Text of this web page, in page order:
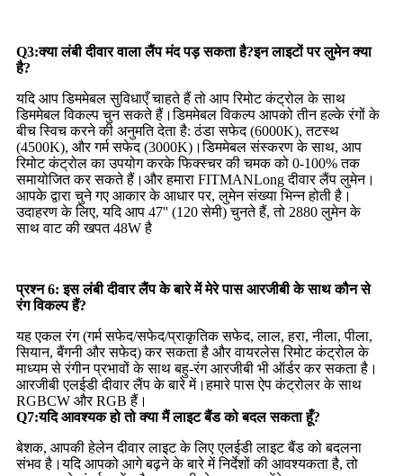
Q3:क्या लंबी दीवार वाला लैंप मंद पड़ सकता है?इन लाइटों पर लुमेन क्या
है?
यदि आप डिममेबल सुविधाएँ चाहते हैं तो आप रिमोट कंट्रोल के साथ
डिममेबल विकल्प चुन सकते हैं।डिममेबल विकल्प आपको तीन हल्के रंगों के
बीच स्विच करने की अनुमति देता है: ठंडा सफेद (6000K), तटस्थ
(4500K), और गर्म सफेद (3000K)।डिममेबल संस्करण के साथ, आप
रिमोट कंट्रोल का उपयोग करके फिक्स्चर की चमक को 0-100% तक
समायोजित कर सकते हैं।और हमारा FITMANLong दीवार लैंप लुमेन।
आपके द्वारा चुने गए आकार के आधार पर, लुमेन संख्या भिन्न होती है।
उदाहरण के लिए, यदि आप 47'' (120 सेमी) चुनते हैं, तो 2880 लुमेन के
साथ वाट की खपत 48W है
प्रश्न 6: इस लंबी दीवार लैंप के बारे में मेरे पास आरजीबी के साथ कौन से
रंग विकल्प हैं?
यह एकल रंग (गर्म सफेद/सफेद/प्राकृतिक सफेद, लाल, हरा, नीला, पीला,
सियान, बैंगनी और सफेद) कर सकता है और वायरलेस रिमोट कंट्रोल के
माध्यम से रंगीन प्रभावों के साथ बहु-रंग आरजीबी भी ऑर्डर कर सकता है।
आरजीबी एलईडी दीवार लैंप के बारे में।हमारे पास ऐप कंट्रोलर के साथ
RGBCW और RGB हैं।
Q7:यदि आवश्यक हो तो क्या मैं लाइट बैंड को बदल सकता हूँ?
बेशक, आपकी हेलेन दीवार लाइट के लिए एलईडी लाइट बैंड को बदलना
संभव है।यदि आपको आगे बढ़ने के बारे में निर्देशों की आवश्यकता है, तो